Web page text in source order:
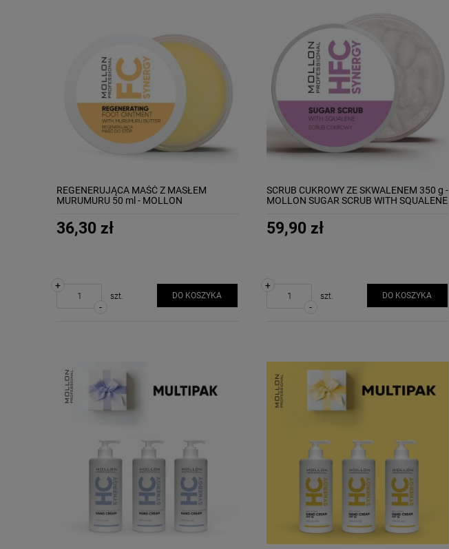
REGENERUJĄCA MAŚĆ Z MASŁEM
MURUMURU 50 ml - MOLLON
MURUMURU BUTTER
36,30 zł
-
+
szt. DO KOSZYKA
SCRUB CUKROWY ZE SKWALENEM 350 g -
MOLLON SUGAR SCRUB WITH SQUALENE
59,90 zł
-
+
szt. DO KOSZYKA